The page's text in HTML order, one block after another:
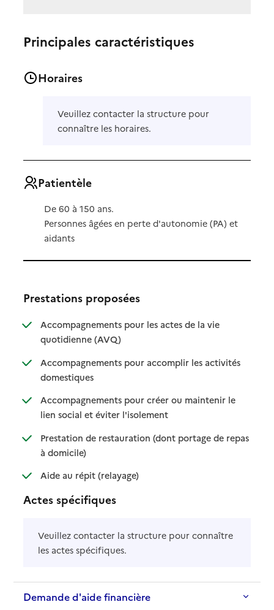
Principales caractéristiques
Horaires
Veuillez contacter la structure pour
connaître les horaires.
Patientèle
De 60 à 150 ans.
Personnes âgées en perte d'autonomie (PA) et
aidants
Prestations proposées
Accompagnements pour les actes de la vie
quotidienne (AVQ): disponible
: non disponible
Accompagnements pour accomplir les activités
domestiques: disponible
: non disponible
Accompagnements pour créer ou maintenir le
lien social et éviter l'isolement: disponible
: non disponible
Prestation de restauration (dont portage de repas
à domicile): disponible
: non disponible
Aide au répit (relayage): disponible
: non disponible
Actes spécifiques
Veuillez contacter la structure pour connaître
les actes spécifiques.
Demande d'aide financière